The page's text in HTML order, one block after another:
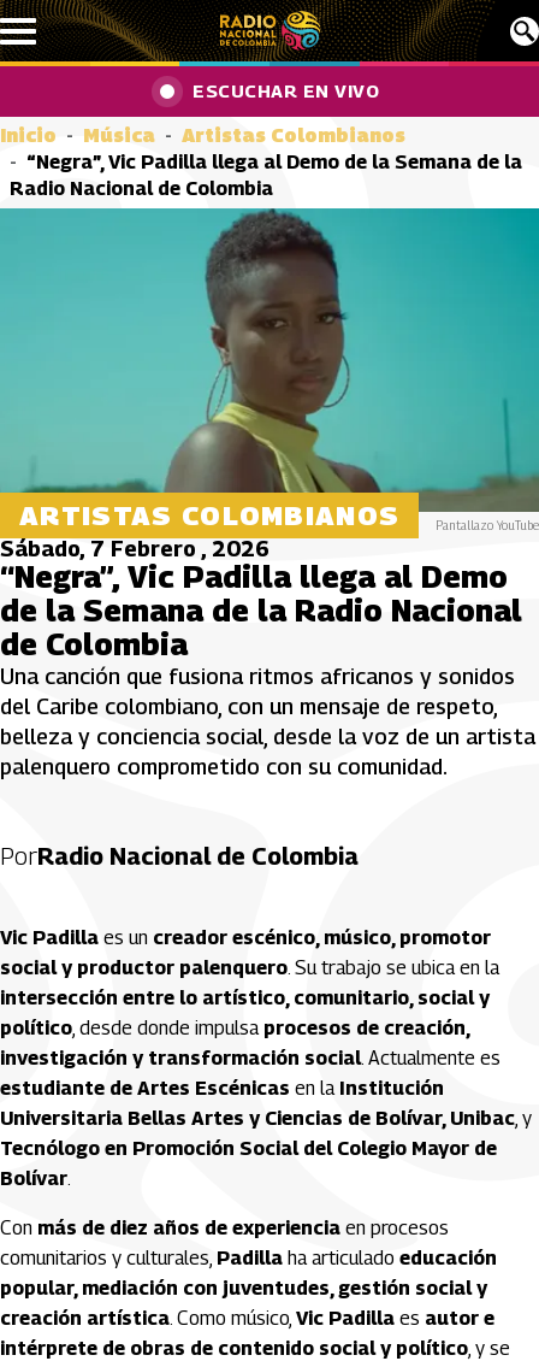
Pasar al contenido principal
ESCUCHAR EN VIVO
Inicio Música
Artistas Colombianos
“Negra”, Vic Padilla llega al Demo de la Semana de la
Radio Nacional de Colombia
ARTISTAS COLOMBIANOS Pantallazo YouTube
Sábado, 7 Febrero , 2026
“Negra”, Vic Padilla llega al Demo
de la Semana de la Radio Nacional
de Colombia
Una canción que fusiona ritmos africanos y sonidos
del Caribe colombiano, con un mensaje de respeto,
belleza y conciencia social, desde la voz de un artista
palenquero comprometido con su comunidad.
PorRadio Nacional de Colombia
Vic Padilla es un creador escénico, músico, promotor
social y productor palenquero. Su trabajo se ubica en la
intersección entre lo artístico, comunitario, social y
político, desde donde impulsa procesos de creación,
investigación y transformación social. Actualmente es
estudiante de Artes Escénicas en la Institución
Universitaria Bellas Artes y Ciencias de Bolívar, Unibac, y
Tecnólogo en Promoción Social del Colegio Mayor de
Bolívar.
Con más de diez años de experiencia en procesos
comunitarios y culturales, Padilla ha articulado educación
popular, mediación con juventudes, gestión social y
creación artística. Como músico, Vic Padilla es autor e
intérprete de obras de contenido social y político, y se